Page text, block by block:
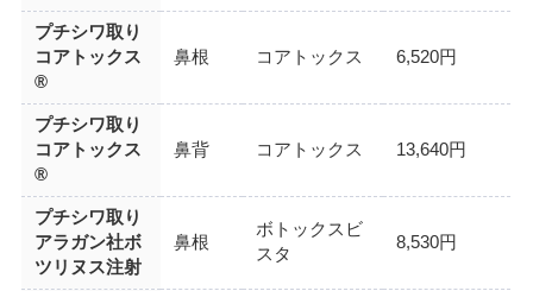
プチシワ取り
コアトックス
®
鼻根 コアトックス 6,520円
プチシワ取り
コアトックス
®
鼻背 コアトックス 13,640円
プチシワ取り
アラガン社ボ
ツリヌス注射
鼻根
ボトックスビ
スタ
8,530円